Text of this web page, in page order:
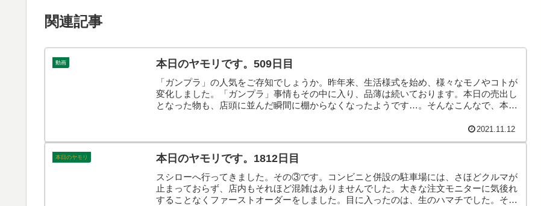
関連記事
動画 本日のヤモリです。509日目
「ガンプラ」の人気をご存知でしょうか。昨年来、生活様式を始め、様々なモノやコトが
変化しました。「ガンプラ」事情もその中に入り、品薄は続いております。本日の売出し
となった物も、店頭に並んだ瞬間に棚からなくなったようです…。そんなこんなで、本日
2021.11.12
本日のヤモリ 本日のヤモリです。1812日目
スシローへ行ってきました。その③です。コンビニと併設の駐車場には、さほどクルマが
止まっておらず、店内もそれほど混雑はありませんでした。大きな注文モニターに気後れ
することなくファーストオーダーをしました。目に入ったのは、生のハマチでした。そん